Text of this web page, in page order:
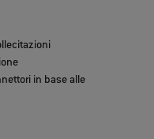
in base alle